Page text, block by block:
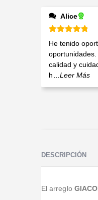
Alice
Valorado en
He tenido
calidad y
h...Leer Más
DESCRIPCIÓN
El arreglo